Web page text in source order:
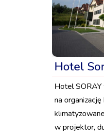
Hotel
Hotel
na
w projektor,